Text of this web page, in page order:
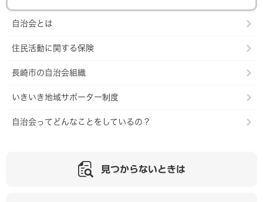
自治会とは
住民活動に関する保険
長崎市の自治会組織
いきいき地域サポーター制度
自治会ってどんなことをしているの？
見つからないときは